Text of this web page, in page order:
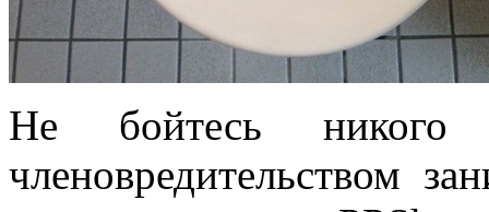
Не бойтесь
членовредительством